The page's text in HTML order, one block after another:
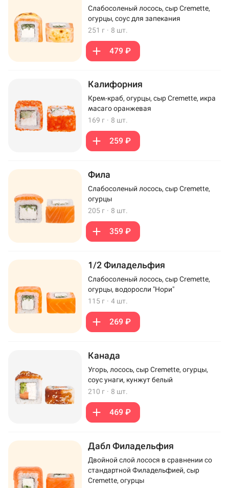
Слабосоленый лосось, сыр Cremette,
огурцы, соус для запекания
251 г · 8 шт.
479 ₽
Калифорния
Крем-краб, огурцы, сыр Cremette, икра
масаго оранжевая
169 г · 8 шт.
259 ₽
Фила
Слабосоленый лосось, сыр Cremette,
огурцы
205 г · 8 шт.
359 ₽
1/2 Филадельфия
Слабосоленый лосось, сыр Cremette,
огурцы, водоросли "Нори"
115 г · 4 шт.
269 ₽
Канада
Угорь, лосось, сыр Cremette, огурцы,
соус унаги, кунжут белый
210 г · 8 шт.
469 ₽
Дабл Филадельфия
Двойной слой лосося в сравнении со
стандартной Филадельфией, сыр
Cremette, огурцы